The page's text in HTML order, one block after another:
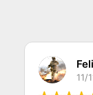
11/